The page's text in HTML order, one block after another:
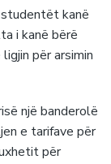
kanë
i kanë bërë
për arsimin
një banderolë
e tarifave për
për